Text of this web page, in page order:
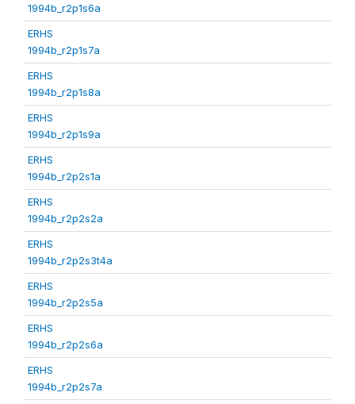
1994b_r2p1s6a
ERHS
1994b_r2p1s7a
ERHS
1994b_r2p1s8a
ERHS
1994b_r2p1s9a
ERHS
1994b_r2p2s1a
ERHS
1994b_r2p2s2a
ERHS
1994b_r2p2s3t4a
ERHS
1994b_r2p2s5a
ERHS
1994b_r2p2s6a
ERHS
1994b_r2p2s7a